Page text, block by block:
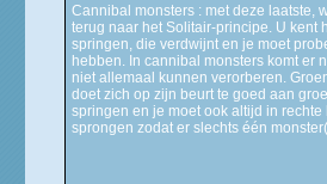
Cannibal monsters : met deze laatste,
terug naar het Solitair-principe. U kent
springen, die verdwijnt en je moet
hebben. In cannibal monsters komt er
niet allemaal kunnen verorberen.
doet zich op zijn beurt te goed aan
springen en je moet ook altijd in
sprongen zodat er slechts één